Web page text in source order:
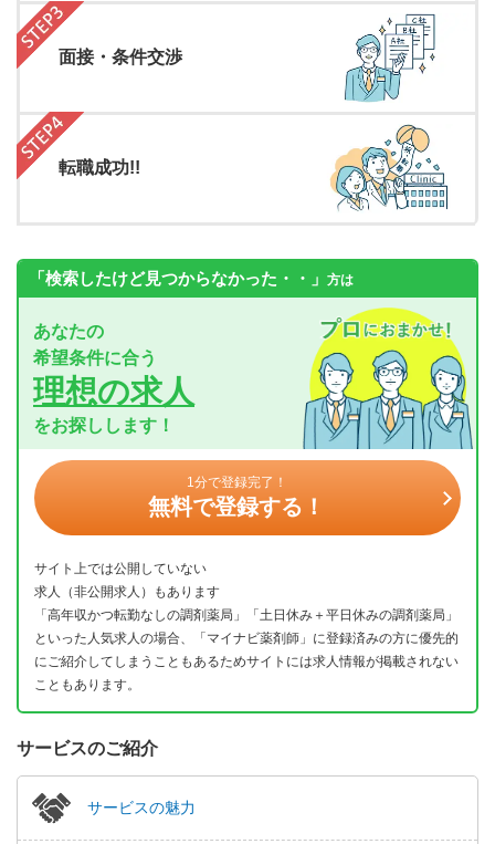
面接・条件交渉
転職成功!!
「検索したけど見つからなかった・・」 方は
あなたの
希望条件に合う
理想の求人
をお探しします！
1分で登録完了！
無料で登録する！
サイト上では公開していない
求人（非公開求人）もあります
「高年収かつ転勤なしの調剤薬局」「土日休み＋平日休みの調剤薬局」
といった人気求人の場合、「マイナビ薬剤師」に登録済みの方に優先的
にご紹介してしまうこともあるためサイトには求人情報が掲載されない
こともあります。
サービスのご紹介
サービスの魅力